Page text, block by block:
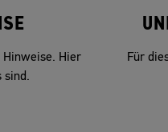
Hinweise. Hier
sind.
Für